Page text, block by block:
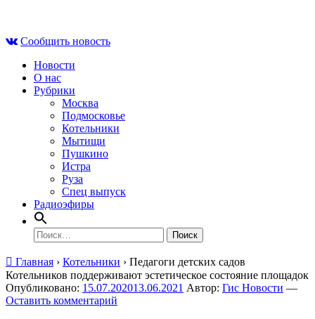
contentСообщить новость
Новости
О нас
Рубрики
Москва
Подмосковье
Котельники
Мытищи
Пушкино
Истра
Руза
Спец выпуск
Радиоэфиры
Найти:
Главная › Котельники › Педагоги детских садов
Котельников поддерживают эстетическое состояние площадок
Опубликовано: 15.07.202013.06.2021 Автор: Гис Новости —
Оставить комментарий